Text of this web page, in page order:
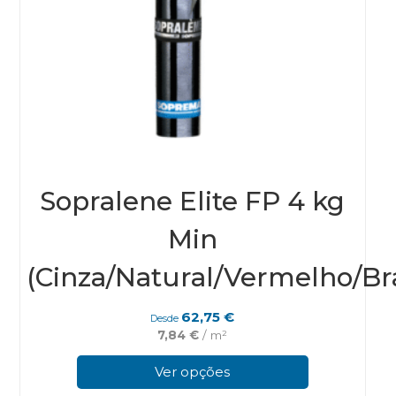
Sopralene Elite FP 4 kg
Min
(Cinza/Natural/Vermelho/
Desde 62,75€
7,84€ / m²
Ver opções